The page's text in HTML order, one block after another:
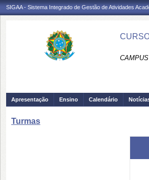
SIGAA - Sistema Integrado de Gestão de Atividades
Apresentação Ensino Calendário
Turmas